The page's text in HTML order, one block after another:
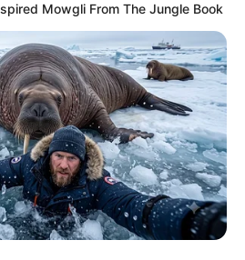
Mowgli From The Jungle Book